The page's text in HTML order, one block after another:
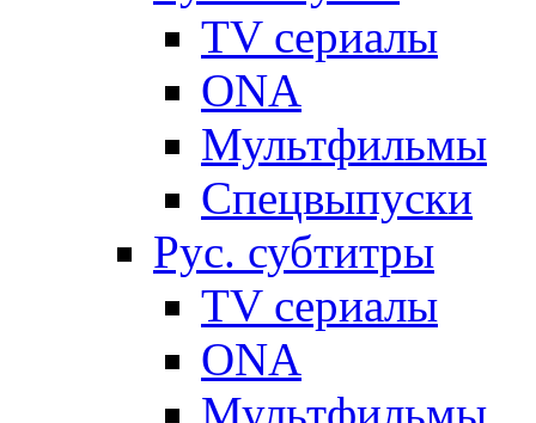
TV сериалы
ONA
Мультфильмы
Спецвыпуски
Рус. субтитры
TV сериалы
ONA
Мультфильмы